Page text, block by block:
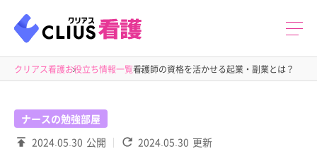
クリアス看護お役立ち情報一覧看護師の資格を活かせる起業・副業とは？
ナースの勉強部屋
2024.05.30 公開 2024.05.30 更新